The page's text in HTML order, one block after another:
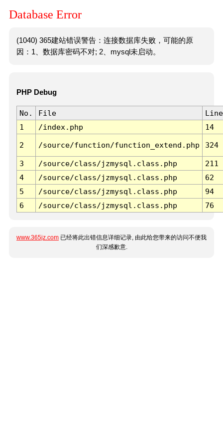
Database Error
(1040) 365建站错误警告：连接数据库失败，可能的原
因：1、数据库密码不对; 2、mysql未启动。
PHP Debug
No. File
Line
1
/index.php 14
2 /source/function/function_extend.php 324
3 /source/class/jzmysql.class.php
211
4
/source/class/jzmysql.class.php
62
5
/source/class/jzmysql.class.php
94
6
/source/class/jzmysql.class.php 76
www.365jz.com 已经将此出错信息详细记录, 由此给您带来的访问不便我
们深感歉意.